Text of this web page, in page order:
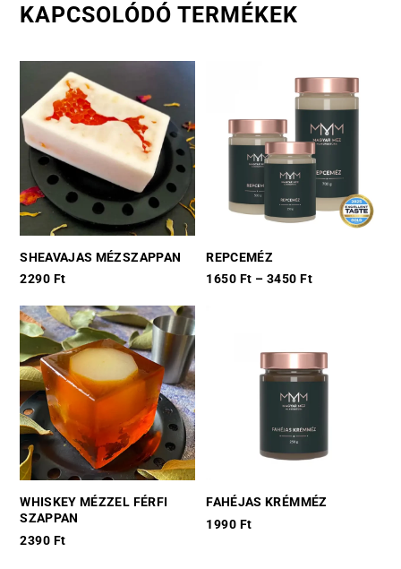
KAPCSOLÓDÓ TERMÉKEK
SHEAVAJAS MÉZSZAPPAN
2290 Ft
REPCEMÉZ
1650 Ft – 3450Ft
multiple
variants.
The
options
may
on
WHISKEY MÉZZEL FÉRFI
SZAPPAN
2390 Ft
FAHÉJAS KRÉMMÉZ
1990 Ft